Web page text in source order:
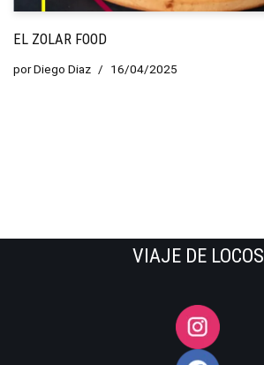
EL ZOLAR FOOD
porDiego Diaz 16/04/2025
VIAJE DE LOCOS